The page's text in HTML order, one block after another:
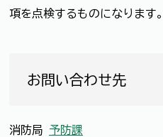
項を点検するものになります。
お問い合わせ先
消防局 予防課